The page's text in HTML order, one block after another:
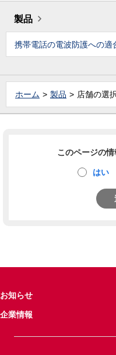
製品
携帯電話の電波防護への適
ホーム 製品 店舗の選
このページの
はい
お知らせ
企業情報